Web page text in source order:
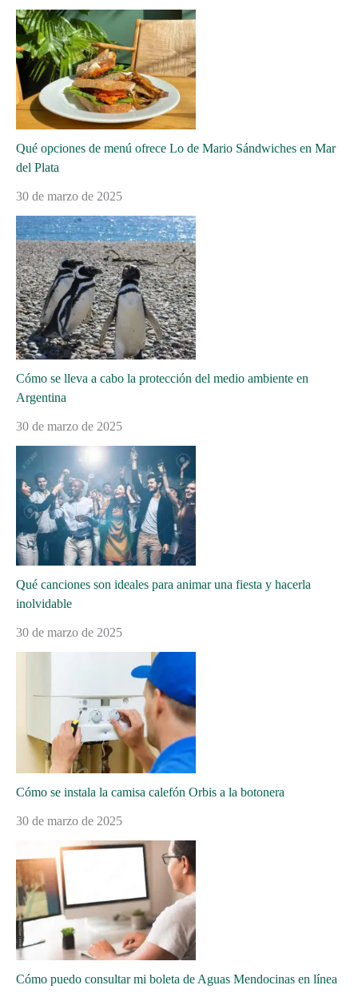
Qué opciones de menú ofrece Lo de Mario Sándwiches en Mar
del Plata
30 de marzo de 2025
Cómo se lleva a cabo la protección del medio ambiente en
Argentina
30 de marzo de 2025
Qué canciones son ideales para animar una fiesta y hacerla
inolvidable
30 de marzo de 2025
Cómo se instala la camisa calefón Orbis a la botonera
30 de marzo de 2025
Cómo puedo consultar mi boleta de Aguas Mendocinas en línea